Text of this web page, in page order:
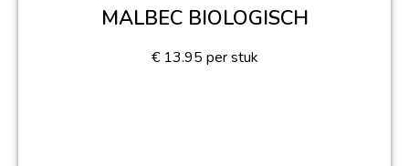
MALBEC BIOLOGISCH
€ 13.95 per stuk